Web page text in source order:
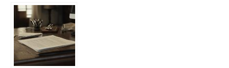
réussite des
collégiens et
lycéens